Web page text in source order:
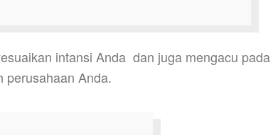
intansi Anda dan juga mengacu pada
perusahaan Anda.